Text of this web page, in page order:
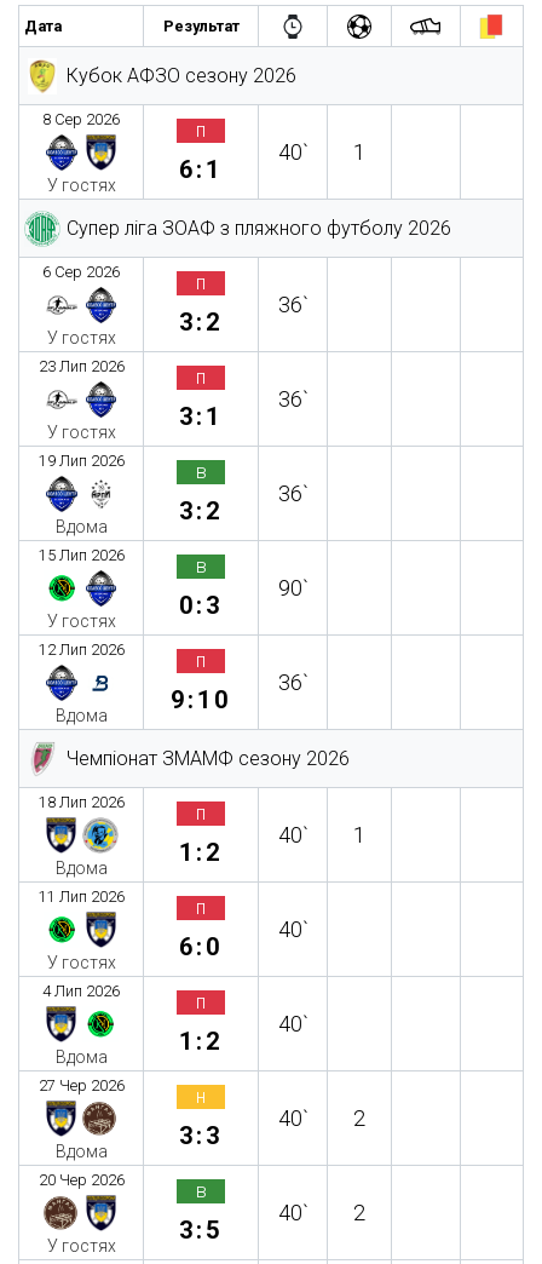
Дата Результат
Кубок АФЗО сезону 2026
8 Сер 2026
У гостях
п
6:1
40` 1
Супер ліга ЗОАФ з пляжного футболу 2026
6 Сер 2026
У гостях
п
3:2
36`
23 Лип 2026
У гостях
п
3:1
36`
19 Лип 2026
Вдома
в
3:2
36`
15 Лип 2026
У гостях
в
0:3
90`
12 Лип 2026
Вдома
п
9:10
36`
Чемпіонат ЗМАМФ сезону 2026
18 Лип 2026
Вдома
п
1:2
40` 1
11 Лип 2026
У гостях
п
6:0
40`
4 Лип 2026
Вдома
п
1:2
40`
27 Чер 2026
Вдома
н
3:3
40` 2
20 Чер 2026
У гостях
в
3:5
40` 2